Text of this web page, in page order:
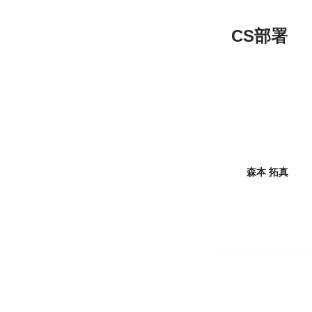
CS部署
森本 拓真